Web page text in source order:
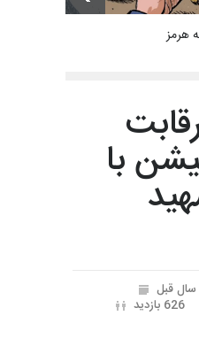
هرمز
با
626 بازدید